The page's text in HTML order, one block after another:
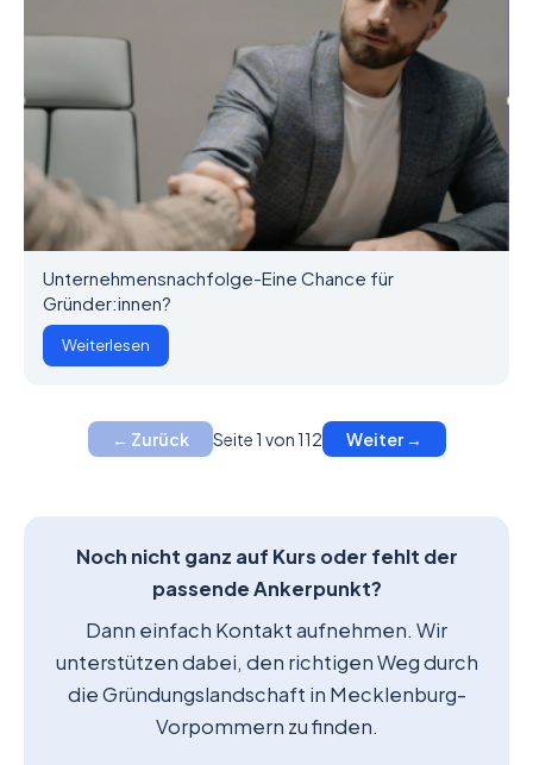
Unternehmensnachfolge-Eine Chance für
Gründer:innen?
Weiterlesen
← Zurück Seite 1 von 112 Weiter →
Noch nicht ganz auf Kurs oder fehlt der
passende Ankerpunkt?
Dann einfach Kontakt aufnehmen. Wir
unterstützen dabei, den richtigen Weg durch
die Gründungslandschaft in Mecklenburg-
Vorpommern zu finden.